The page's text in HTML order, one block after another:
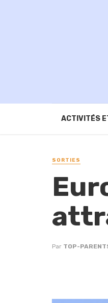
ACTIVITÉS
SORTIES
Par TOP-